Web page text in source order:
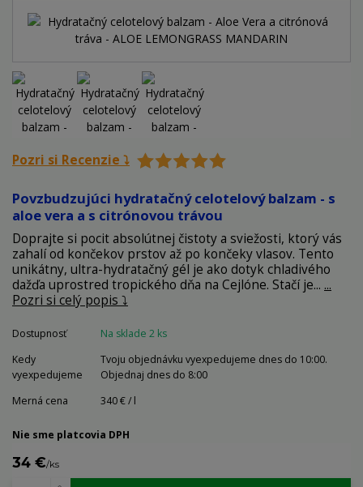
Pozri si Recenzie ⤵️
Povzbudzujúci hydratačný celotelový balzam - s
aloe vera a s citrónovou trávou
Doprajte si pocit absolútnej čistoty a sviežosti, ktorý vás
zahalí od končekov prstov až po končeky vlasov. Tento
unikátny, ultra-hydratačný gél je ako dotyk chladivého
dažďa uprostred tropického dňa na Cejlóne. Stačí je... ...
Pozri si celý popis ⤵️
Dostupnosť
Na sklade 2 ks
Kedy
vyexpedujeme
Tvoju objednávku vyexpedujeme dnes do 10:00.
Objednaj dnes do 8:00
Merná cena
340 € / l
Nie sme platcovia DPH
34 €/ks